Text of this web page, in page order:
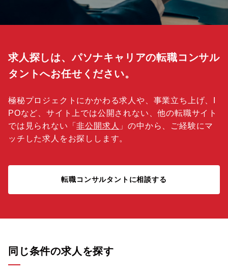
求人探しは、パソナキャリアの転職コンサル
タントへお任せください。
極秘プロジェクトにかかわる求人や、事業立ち上げ、I
POなど、サイト上では公開されない、他の転職サイト
では見られない「非公開求人 」の中から、ご経験にマ
ッチした求人をお探しします。
転職コンサルタントに相談する
同じ条件の求人を探す